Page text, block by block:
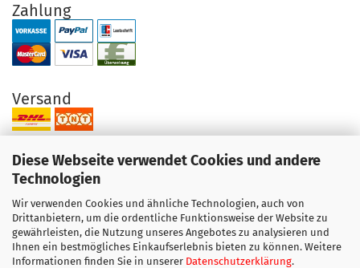
Diese Webseite verwendet Cookies und andere
Technologien
Wir verwenden Cookies und ähnliche Technologien, auch von
Drittanbietern, um die ordentliche Funktionsweise der Website zu
gewährleisten, die Nutzung unseres Angebotes zu analysieren und
Ihnen ein bestmögliches Einkaufserlebnis bieten zu können. Weitere
Informationen finden Sie in unserer Datenschutzerklärung.
Zahlung
Versand
Ihre Vorteile bei uns
Original Produkte direkt vom Hersteller
Exzellenter Support + Beratung